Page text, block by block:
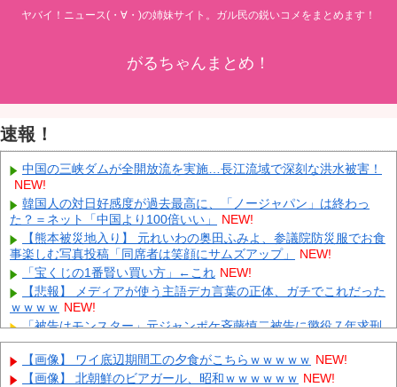
ヤバイ！ニュース(・∀・)の姉妹サイト。ガル民の鋭いコメをまとめます！
がるちゃんまとめ！
速報！
中国の三峡ダムが全開放流を実施…長江流域で深刻な洪水被害！
NEW!
韓国人の対日好感度が過去最高に、「ノージャパン」は終わっ
た？＝ネット「中国より100倍いい」
NEW!
【熊本被災地入り】 元れいわの奥田ふみよ、参議院防災服でお食
事楽しむ写真投稿「同席者は笑顔にサムズアップ」
NEW!
「宝くじの1番賢い買い方」←これ NEW!
【悲報】 メディアが使う主語デカ言葉の正体、ガチでこれだった
ｗｗｗｗ NEW!
「被告はモンスター」元ジャンポケ斉藤慎二被告に懲役７年求刑
でほぼ実刑確実？弁護側の主張が無理筋なワケ NEW!
外国人「理解できない」日本人ファンタジスタがまだ無所属で欧
州人が困惑..獲得を求める声が続出！【海外の反応】
NEW!
【画像】 ワイ底辺期間工の夕食がこちらｗｗｗｗｗ NEW!
【画像】 北朝鮮のビアガール、昭和ｗｗｗｗｗｗ NEW!